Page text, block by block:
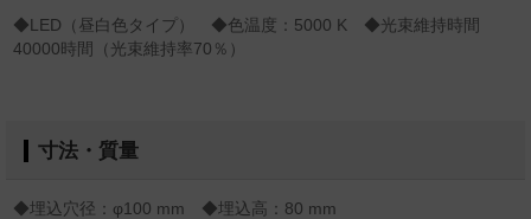
◆LED（昼白色タイプ） ◆色温度：5000 K ◆光束維持時間
40000時間（光束維持率70％）
寸法・質量
◆埋込穴径：φ100 mm ◆埋込高：80 mm